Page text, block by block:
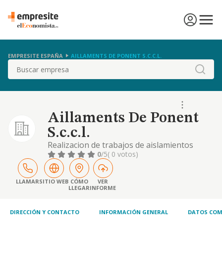
EMPRESITE ESPAÑA AILLAMENTS DE PONENT S.C.C.L.
Buscar
Aillaments De Ponent
S.c.c.l.
Realizacion de trabajos de aislamientos
termicos y acusticos.
0/5( 0 votos)
LLAMARSITIO WEB CÓMO
LLEGAR
VER
INFORME
DIRECCIÓN Y CONTACTO INFORMACIÓN GENERAL DATOS